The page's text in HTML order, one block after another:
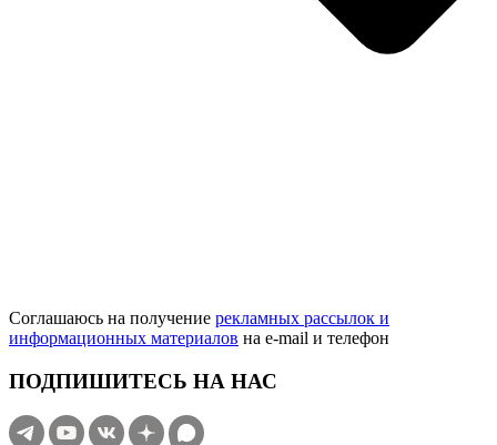
Соглашаюсь на получение рекламных рассылок и
информационных материалов на e‑mail и телефон
ПОДПИШИТЕСЬ НА НАС